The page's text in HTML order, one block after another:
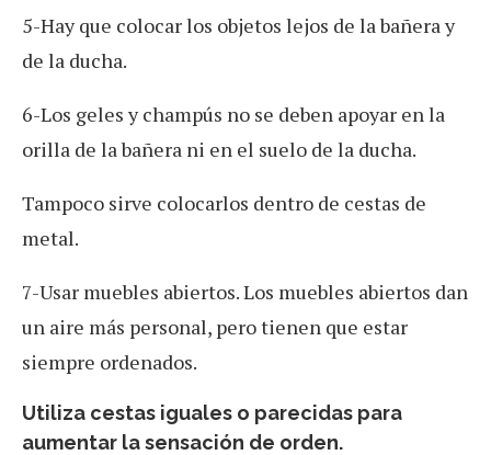
5-Hay que colocar los objetos lejos de la bañera y
de la ducha.
6-Los geles y champús no se deben apoyar en la
orilla de la bañera ni en el suelo de la ducha.
Tampoco sirve colocarlos dentro de cestas de
metal.
7-Usar muebles abiertos. Los muebles abiertos dan
un aire más personal, pero tienen que estar
siempre ordenados.
Utiliza cestas iguales o parecidas para
aumentar la sensación de orden.